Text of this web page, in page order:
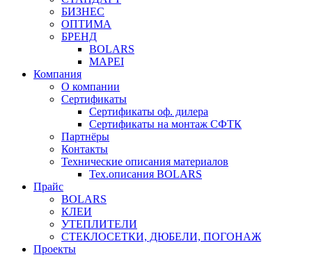
БИЗНЕС
ОПТИМА
БРЕНД
BOLARS
MAPEI
Компания
О компании
Сертификаты
Сертификаты оф. дилера
Сертификаты на монтаж СФТК
Партнёры
Контакты
Технические описания материалов
Тех.описания BOLARS
Прайс
BOLARS
КЛЕИ
УТЕПЛИТЕЛИ
СТЕКЛОСЕТКИ, ДЮБЕЛИ, ПОГОНАЖ
Проекты